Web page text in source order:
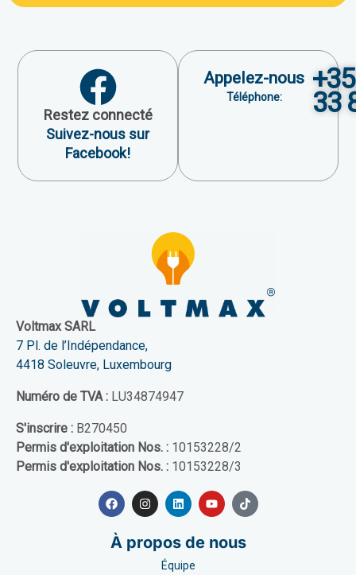
Restez connecté
Suivez-nous sur
Facebook!
Appelez-nous
Téléphone: 33
Voltmax SARL
7 Pl. de l’Indépendance,
4418 Soleuvre, Luxembourg
Numéro de TVA : LU34874947
S'inscrire : B270450
Permis d'exploitation Nos. : 10153228/2
Permis d'exploitation Nos. : 10153228/3
À propos de nous
Équipe